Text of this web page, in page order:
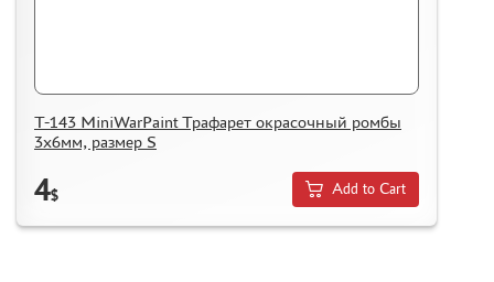
T-143 MiniWarPaint Трафарет окрасочный ромбы
3х6мм, размер S
4$ Add to Cart